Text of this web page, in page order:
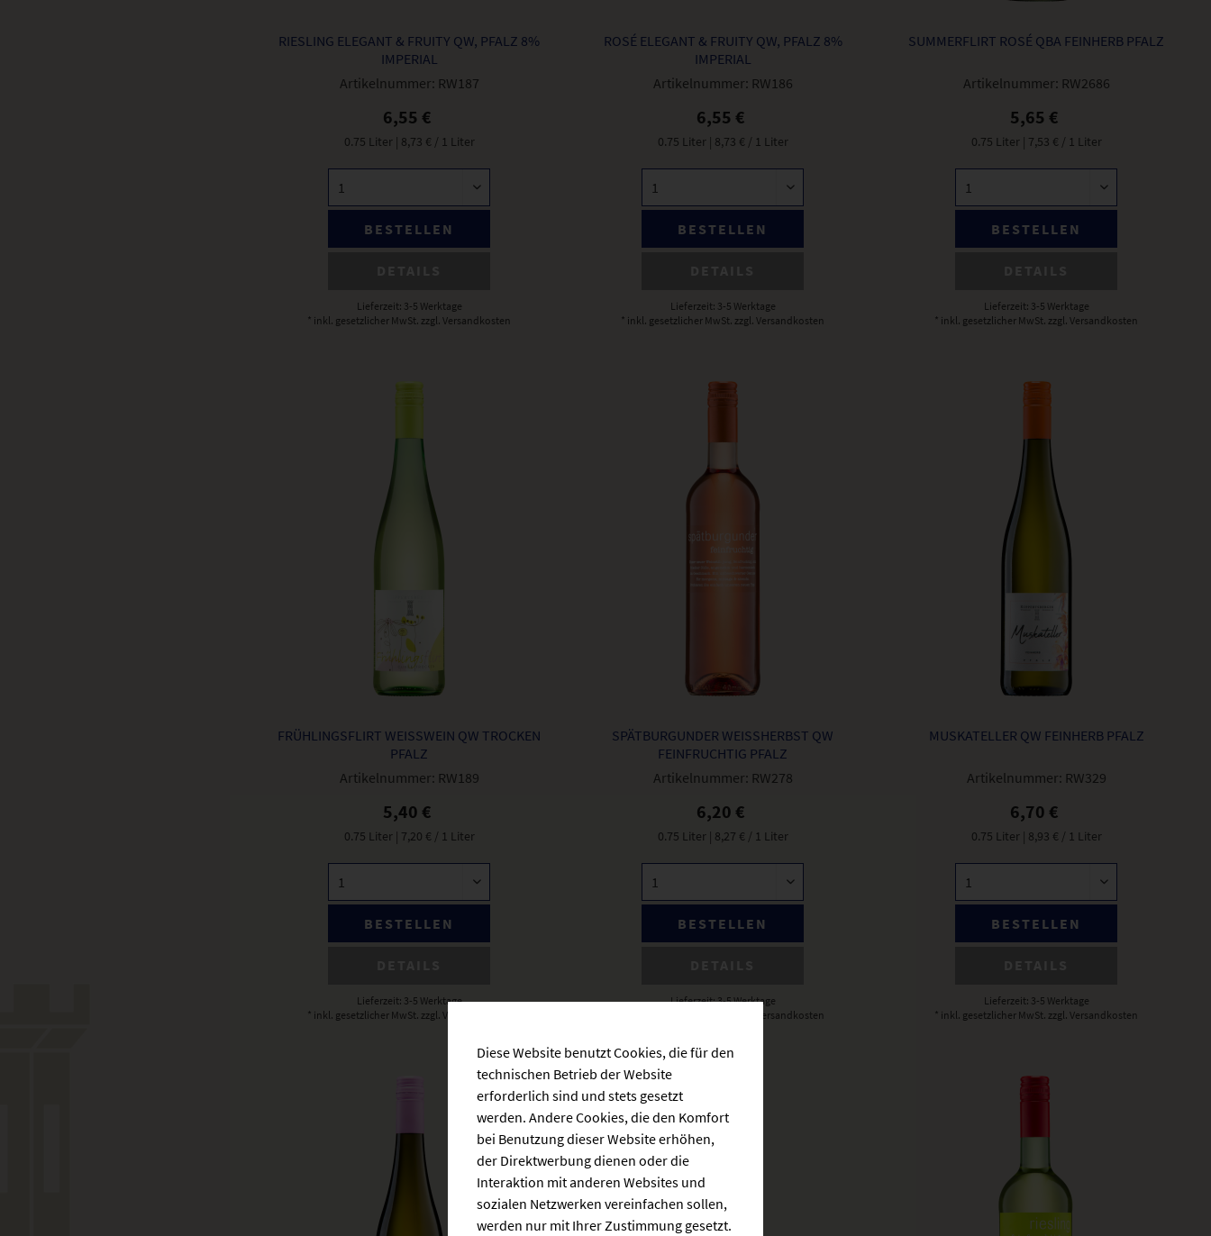
RIESLING ELEGANT & FRUITY QW, PFALZ 8%
IMPERIAL
Artikelnummer: RW187
6,55 €
0.75 Liter | 8,73 € / 1 Liter
BESTELLEN
Lieferzeit: 3-5 Werktage
* inkl. gesetzlicher MwSt. zzgl. Versandkosten
ROSÉ ELEGANT & FRUITY QW, PFALZ 8%
IMPERIAL
Artikelnummer: RW186
6,55 €
0.75 Liter | 8,73 € / 1 Liter
BESTELLEN
Lieferzeit: 3-5 Werktage
* inkl. gesetzlicher MwSt. zzgl. Versandkosten
SUMMERFLIRT ROSÉ QBA FEINHERB PFALZ
Artikelnummer: RW2686
5,65 €
0.75 Liter | 7,53 € / 1 Liter
BESTELLEN
Lieferzeit: 3-5 Werktage
* inkl. gesetzlicher MwSt. zzgl. Versandkosten
FRÜHLINGSFLIRT WEISSWEIN QW TROCKEN P
FALZ
Artikelnummer: RW189
5,40 €
0.75 Liter | 7,20 € / 1 Liter
BESTELLEN
Lieferzeit: 3-5 Werktage
* inkl. gesetzlicher MwSt. zzgl. Versandkosten
SPÄTBURGUNDER WEISSHERBST QW F
EINFRUCHTIG PFALZ
Artikelnummer: RW278
6,20 €
0.75 Liter | 8,27 € / 1 Liter
BESTELLEN
Lieferzeit: 3-5 Werktage
zzgl. Versandkosten
MUSKATELLER QW FEINHERB PFALZ
Artikelnummer: RW329
6,70 €
0.75 Liter | 8,93 € / 1 Liter
BESTELLEN
Lieferzeit: 3-5 Werktage
* inkl. gesetzlicher MwSt. zzgl. Versandkosten
Diese Website benutzt Cookies, die für den
technischen Betrieb der Website
erforderlich sind und stets gesetzt
werden. Andere Cookies, die den Komfort
bei Benutzung dieser Website erhöhen,
der Direktwerbung dienen oder die
Interaktion mit anderen Websites und
sozialen Netzwerken vereinfachen sollen,
werden nur mit Ihrer Zustimmung gesetzt.